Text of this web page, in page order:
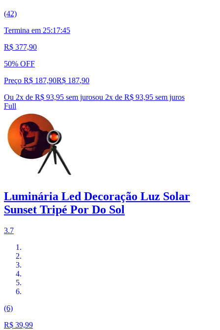
(42)
Termina em 25:17:44
R$ 377,90
50% OFF
Preço R$ 187,90R$ 187,90
Ou 2x de R$ 93,95 sem jurosou 2x de R$ 93,95 sem juros
Full
Luminária Led Decoração Luz Solar
Sunset Tripé Por Do Sol
3.7
(6)
R$ 39,99